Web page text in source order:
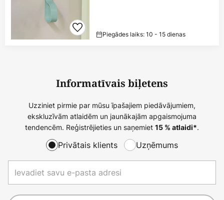
Piegādes laiks: 10 - 15 dienas
Informatīvais biļetens
Uzziniet pirmie par mūsu īpašajiem piedāvājumiem,
ekskluzīvām atlaidēm un jaunākajām apgaismojuma
tendencēm. Reģistrējieties un saņemiet 15 % atlaidi*.
Privātais klients Uzņēmums